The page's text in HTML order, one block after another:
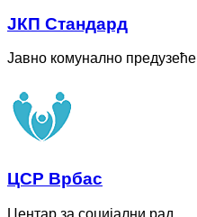
ЈКП Стандард
Јавно комунално предузеће
ЦСР Врбас
Центар за социјални рад